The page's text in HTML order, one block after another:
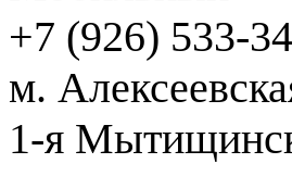
+7 (926) 533-
м.
1-я